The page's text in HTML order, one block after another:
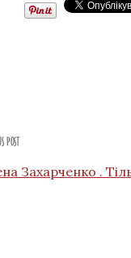
POST
Захарченко .